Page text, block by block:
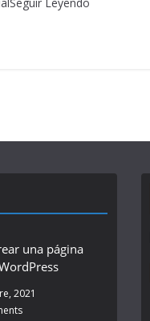
una página
2021